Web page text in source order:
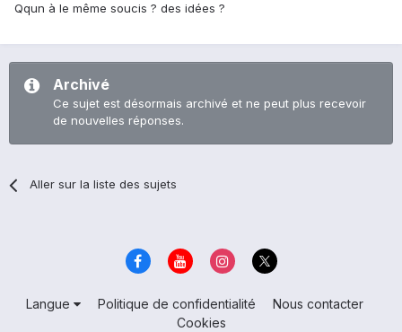
Qqun à le même soucis ? des idées ?
Archivé
Ce sujet est désormais archivé et ne peut plus recevoir
de nouvelles réponses.
Aller sur la liste des sujets
Langue Politique de confidentialité
Nous contacter
Cookies